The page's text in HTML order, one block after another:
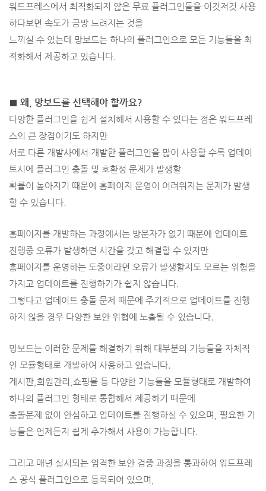
워드프레스에서 최적화되지 않은 무료 플러그인들을 이것저것 사용
하다보면 속도가 금방 느려지는 것을
느끼실 수 있는데 망보드는 하나의 플러그인으로 모든 기능들을 최
적화해서 제공하고 있습니다.
■ 왜, 망보드를 선택해야 할까요?
다양한 플러그인을 쉽게 설치해서 사용할 수 있다는 점은 워드프레
스의 큰 장점이기도 하지만
서로 다른 개발사에서 개발한 플러그인을 많이 사용할 수록 업데이
트시에 플러그인 충돌 및 호환성 문제가 발생할
확률이 높아지기 때문에 홈페이지 운영이 어려워지는 문제가 발생
할 수 있습니다.
홈페이지를 개발하는 과정에서는 방문자가 없기 때문에 업데이트
진행중 오류가 발생하면 시간을 갖고 해결할 수 있지만
홈페이지를 운영하는 도중이라면 오류가 발생할지도 모르는 위험을
가지고 업데이트를 진행하기가 쉽지 않습니다.
그렇다고 업데이트 충돌 문제 때문에 주기적으로 업데이트를 진행
하지 않을 경우 다양한 보안 위협에 노출될 수 있습니다.
망보드는 이러한 문제를 해결하기 위해 대부분의 기능들을 자체적
인 모듈형태로 개발하여 사용하고 있습니다.
게시판,회원관리,쇼핑몰 등 다양한 기능들을 모듈형태로 개발하여
하나의 플러그인 형태로 통합해서 제공하기 때문에
충돌문제 없이 안심하고 업데이트를 진행하실 수 있으며, 필요한 기
능들은 언제든지 쉽게 추가해서 사용이 가능합니다.
그리고 매년 실시되는 엄격한 보안 검증 과정을 통과하여 워드프레
스 공식 플러그인으로 등록되어 있으며,